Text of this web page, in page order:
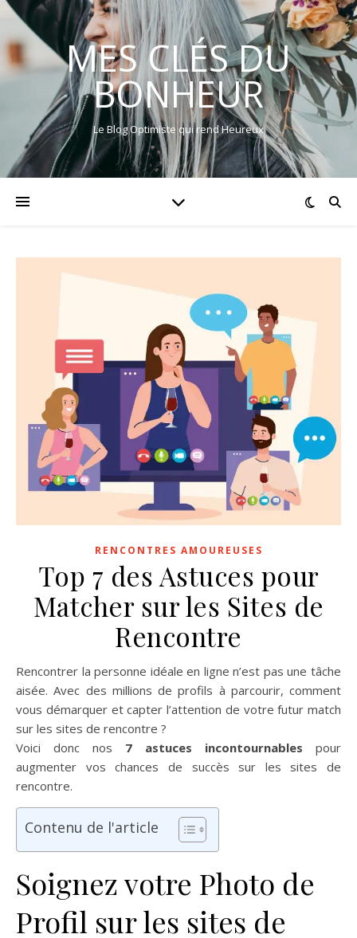
MES CLÉS DU
BONHEUR
Le Blog Optimiste qui rend Heureux
RENCONTRES AMOUREUSES
Top 7 des Astuces pour
Matcher sur les Sites de
Rencontre
Rencontrer la personne idéale en ligne n’est pas une tâche
aisée. Avec des millions de profils à parcourir, comment
vous démarquer et capter l’attention de votre futur match
sur les sites de rencontre ?
Voici donc nos 7 astuces incontournables pour
augmenter vos chances de succès sur les sites de
rencontre.
Contenu de l'article
Soignez votre Photo de
Profil sur les sites de